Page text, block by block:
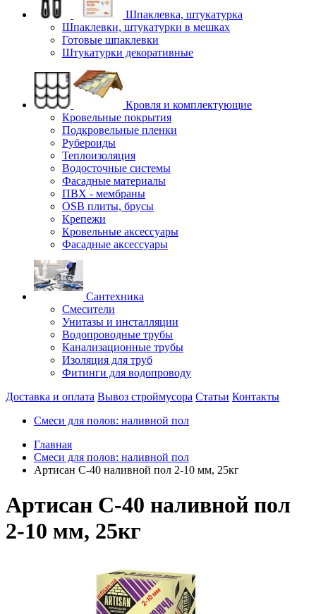
Шпаклевка, штукатурка
Шпаклевки, штукатурки в мешках
Готовые шпаклевки
Штукатурки декоративные
Кровля и комплектующие
Кровельные покрытия
Подкровельные пленки
Рубероиды
Теплоизоляция
Водосточные системы
Фасадные материалы
ПВХ - мембраны
OSB плиты, брусы
Крепежи
Кровельные аксессуары
Фасадные аксессуары
Сантехника
Смесители
Унитазы и инсталляции
Водопроводные трубы
Канализационные трубы
Изоляция для труб
Фитинги для водопроводу
Доставка и оплата Вывоз строймусора Статьи Контакты
Смеси для полов: наливной пол
Главная
Смеси для полов: наливной пол
Артисан С-40 наливной пол 2-10 мм, 25кг
Артисан С-40 наливной пол
2-10 мм, 25кг